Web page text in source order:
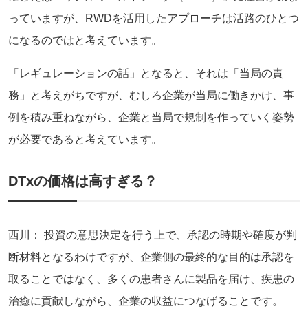
っていますが、RWDを活用したアプローチは活路のひとつ
になるのではと考えています。
「レギュレーションの話」となると、それは「当局の責
務」と考えがちですが、むしろ企業が当局に働きかけ、事
例を積み重ねながら、企業と当局で規制を作っていく姿勢
が必要であると考えています。
DTxの価格は高すぎる？
西川： 投資の意思決定を行う上で、承認の時期や確度が判
断材料となるわけですが、企業側の最終的な目的は承認を
取ることではなく、多くの患者さんに製品を届け、疾患の
治癒に貢献しながら、企業の収益につなげることです。